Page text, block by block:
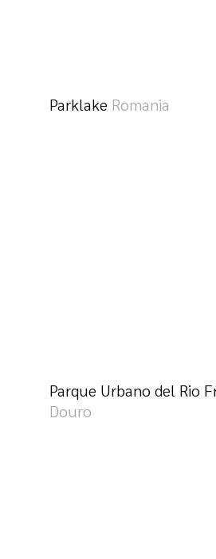
Parklake Romania
Parque Urbano del Rio
Douro